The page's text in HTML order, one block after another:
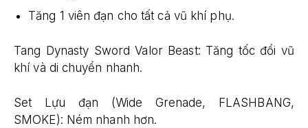
Tăng 1 viên đạn cho tất cả vũ khí phụ.
Tang Dynasty Sword Valor Beast: Tăng tốc đổi vũ
khí và di chuyển nhanh.
Set Lựu đạn (Wide Grenade, FLASHBANG,
SMOKE): Ném nhanh hơn.